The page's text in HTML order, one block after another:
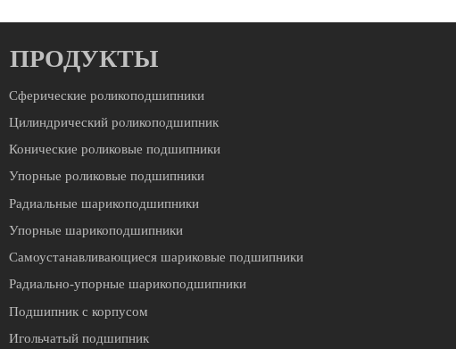
ПРОДУКТЫ
Сферические роликоподшипники
Цилиндрический роликоподшипник
Конические роликовые подшипники
Упорные роликовые подшипники
Радиальные шарикоподшипники
Упорные шарикоподшипники
Cамоустанавливающиеся шариковые подшипники
Радиально-упорные шарикоподшипники
Подшипник с корпусом
Игольчатый подшипник